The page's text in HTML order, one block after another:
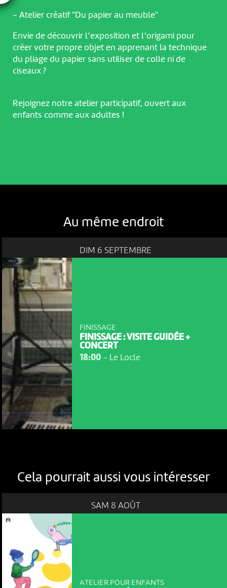
- Atelier créatif "Du papier au meuble"
Envie de découvrir l’exposition et l’origami pour
créer votre propre objet en apprenant la technique
du pliage du papier sans utiliser de colle ni de
ciseaux ?
Rejoignez notre atelier participatif, ouvert aux
enfants comme aux adultes !
Au même endroit
DIM 6 SEPTEMBRE
FINISSAGE
FINISSAGE : VISITE GUIDÉE +
CONCERT
18:00- Le Locle
Cela pourrait aussi vous intéresser
SAM 8 AOÛT
ATELIER POUR ENFANTS